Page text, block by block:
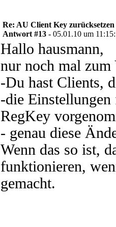
Re: AU Client Key zurücksetzen
Antwort #13 - 05.01.10 um
Hallo hausmann,
nur noch mal zum
-Du hast Clients,
-die
RegKey
- genau diese
Wenn das so ist,
funktionieren,
gemacht.